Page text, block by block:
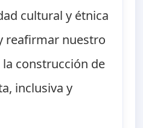
cultural y étnica
reafirmar nuestro
construcción de
inclusiva y